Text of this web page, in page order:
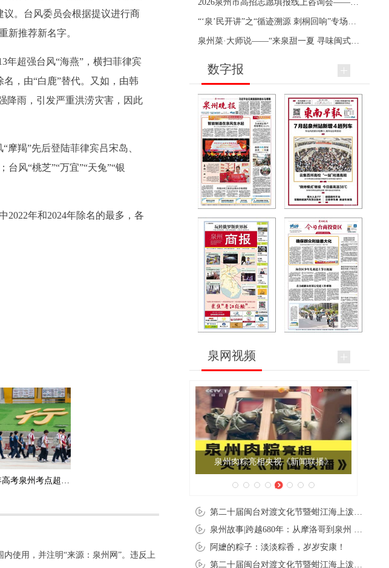
。台风委员会根据提议进行商
新推荐新名字。
年超强台风“海燕”，横扫菲律宾
，由“白鹿”替代。又如，由韩
降雨，引发严重洪涝灾害，因此
羯”先后登陆菲律宾吕宋岛、
风“桃芝”“万宜”“天兔”“银
2022年和2024年除名的最多，各
为考生加油！2026年高考泉州考点超燃！
使用，并注明“来源：泉州网”。违反上
数字报
泉网视频
泉州肉粽亮相央视《新闻联播》
阿嬷的粽子：淡淡粽香，岁岁安康！